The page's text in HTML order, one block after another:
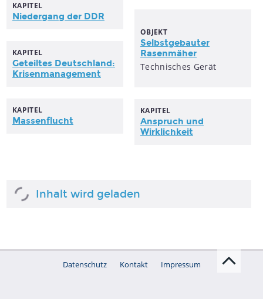
KAPITEL
Niedergang der DDR
OBJEKT
Selbstgebauter
Rasenmäher
Technisches Gerät
KAPITEL
Geteiltes Deutschland:
Krisenmanagement
KAPITEL
Massenflucht
KAPITEL
Anspruch und
Wirklichkeit
Inhalt wird geladen
Datenschutz Kontakt Impressum